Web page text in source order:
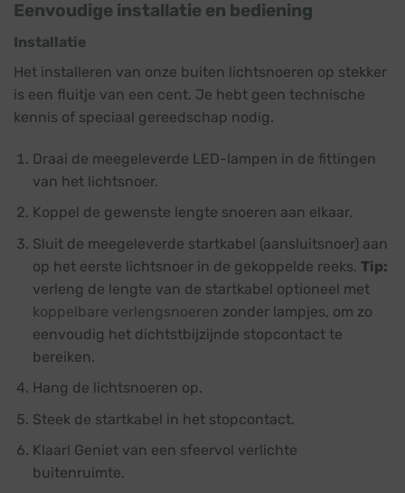
Eenvoudige installatie en bediening
Installatie
Het installeren van onze buiten lichtsnoeren op stekker
is een fluitje van een cent. Je hebt geen technische
kennis of speciaal gereedschap nodig.
Draai de meegeleverde LED-lampen in de fittingen
van het lichtsnoer.
Koppel de gewenste lengte snoeren aan elkaar.
Sluit de meegeleverde startkabel (aansluitsnoer) aan
op het eerste lichtsnoer in de gekoppelde reeks. Tip:
verleng de lengte van de startkabel optioneel met
koppelbare verlengsnoeren zonder lampjes, om zo
eenvoudig het dichtstbijzijnde stopcontact te
bereiken.
Hang de lichtsnoeren op.
Steek de startkabel in het stopcontact.
Klaar! Geniet van een sfeervol verlichte
buitenruimte.